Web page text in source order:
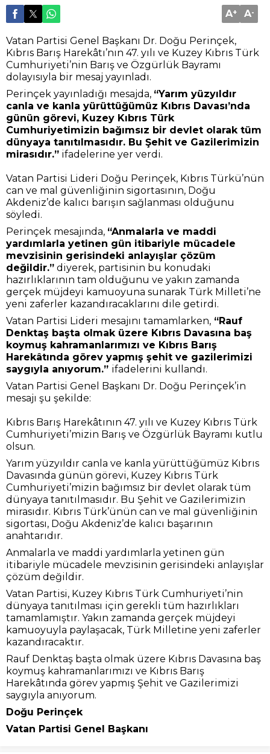
A+ A-
Vatan Partisi Genel Başkanı Dr. Doğu Perinçek,
Kıbrıs Barış Harekâtı’nın 47. yılı ve Kuzey Kıbrıs Türk
Cumhuriyeti’nin Barış ve Özgürlük Bayramı
dolayısıyla bir mesaj yayınladı.
Perinçek yayınladığı mesajda, “Yarım yüzyıldır
canla ve kanla yürüttüğümüz Kıbrıs Davası’nda
günün görevi, Kuzey Kıbrıs Türk
Cumhuriyetimizin bağımsız bir devlet olarak tüm
dünyaya tanıtılmasıdır. Bu Şehit ve Gazilerimizin
mirasıdır.” ifadelerine yer verdi.
Vatan Partisi Lideri Doğu Perinçek, Kıbrıs Türkü’nün
can ve mal güvenliğinin sigortasının, Doğu
Akdeniz’de kalıcı barışın sağlanması olduğunu
söyledi.
Perinçek mesajında, “Anmalarla ve maddi
yardımlarla yetinen gün itibariyle mücadele
mevzisinin gerisindeki anlayışlar çözüm
değildir.” diyerek, partisinin bu konudaki
hazırlıklarının tam olduğunu ve yakın zamanda
gerçek müjdeyi kamuoyuna sunarak Türk Milleti’ne
yeni zaferler kazandıracaklarını dile getirdi.
Vatan Partisi Lideri mesajını tamamlarken, “Rauf
Denktaş başta olmak üzere Kıbrıs Davasına baş
koymuş kahramanlarımızı ve Kıbrıs Barış
Harekâtında görev yapmış şehit ve gazilerimizi
saygıyla anıyorum.” ifadelerini kullandı.
Vatan Partisi Genel Başkanı Dr. Doğu Perinçek’in
mesajı şu şekilde:
Kıbrıs Barış Harekâtının 47. yılı ve Kuzey Kıbrıs Türk
Cumhuriyeti’mizin Barış ve Özgürlük Bayramı kutlu
olsun.
Yarım yüzyıldır canla ve kanla yürüttüğümüz Kıbrıs
Davasında günün görevi, Kuzey Kıbrıs Türk
Cumhuriyeti’mizin bağımsız bir devlet olarak tüm
dünyaya tanıtılmasıdır. Bu Şehit ve Gazilerimizin
mirasıdır. Kıbrıs Türk’ünün can ve mal güvenliğinin
sigortası, Doğu Akdeniz’de kalıcı başarının
anahtarıdır.
Anmalarla ve maddi yardımlarla yetinen gün
itibariyle mücadele mevzisinin gerisindeki anlayışlar
çözüm değildir.
Vatan Partisi, Kuzey Kıbrıs Türk Cumhuriyeti’nin
dünyaya tanıtılması için gerekli tüm hazırlıkları
tamamlamıştır. Yakın zamanda gerçek müjdeyi
kamuoyuyla paylaşacak, Türk Milletine yeni zaferler
kazandıracaktır.
Rauf Denktaş başta olmak üzere Kıbrıs Davasına baş
koymuş kahramanlarımızı ve Kıbrıs Barış
Harekâtında görev yapmış Şehit ve Gazilerimizi
saygıyla anıyorum.
Doğu Perinçek
Vatan Partisi Genel Başkanı